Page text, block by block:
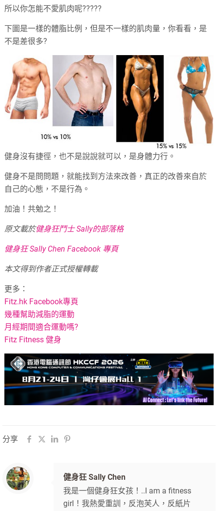
所以你怎能不愛肌肉呢?????
下圖是一樣的體脂比例，但是不一樣的肌肉量，你看看，是
不是差很多?
健身沒有捷徑，也不是說說就可以，是身體力行。
健身不是問問題，就能找到方法來改善，真正的改善來自於
自己的心態，不是行為。
加油！共勉之！
原文載於健身狂鬥士 Sally的部落格
健身狂 Sally Chen Facebook 專頁
本文得到作者正式授權轉載
更多：
Fitz.hk Facebook專頁
幾種幫助減脂的運動
月經期間適合運動嗎?
Fitz Fitness 健身
分享
健身狂 Sally Chen
我是一個健身狂女孩！..I am a fitness
girl！我熱愛重訓，反泡芙人，反紙片